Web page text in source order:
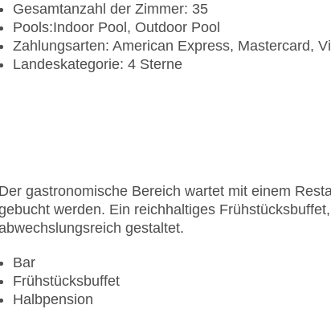
Gesamtanzahl der Zimmer: 35
Pools:Indoor Pool, Outdoor Pool
Zahlungsarten: American Express, Mastercard,
Landeskategorie: 4 Sterne
Der gastronomische Bereich wartet mit einem
werden. Ein reichhaltiges
gestaltet.
Bar
Frühstücksbuffet
Halbpension